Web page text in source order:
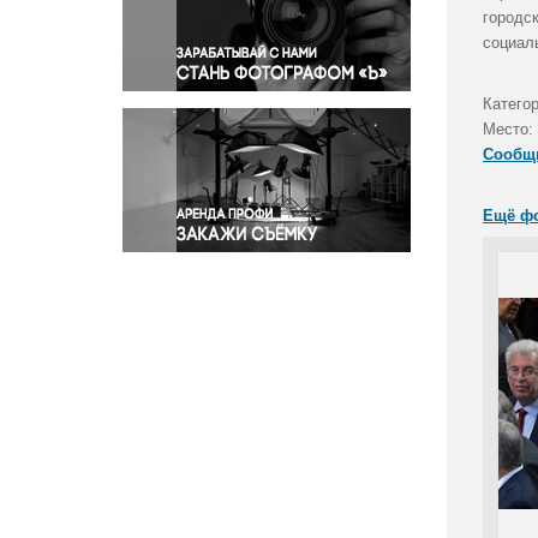
Правосудие
Происшествия и конфликты
Религия
Светская жизнь
Спорт
Экология
Экономика и бизнес
Место:
Ещё